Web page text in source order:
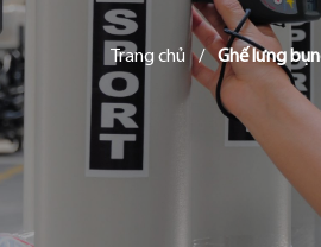
Trang chủ / Ghế lưng